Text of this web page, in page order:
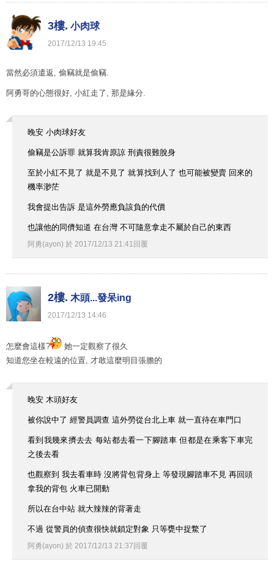
3樓. 小肉球
2017/12/13 19:45
當然必須遣返, 偷竊就是偷竊.
阿勇哥的心態很好, 小紅走了, 那是緣分.
晚安 小肉球好友
偷竊是公訴罪 就算我肯原諒 刑責很難脫身
至於小紅不見了 就是不見了 就算找到人了 也可能被變賣 回來的
機率渺茫
我會提出告訴 是這外勞應負該負的代價
也讓他的同儕知道 在台灣 不可隨意拿走不屬於自己的東西
阿勇(ayon) 於 2017/12/13 21 :41 回覆
2樓. 木頭...發呆ing
2017/12/13 14:46
怎麼會這樣?
她一定觀察了很久
知道您坐在較遠的位置, 才敢這麼明目張膽的
晚安 木頭好友
被你說中了 經警員調查 這外勞從台北上車 就一直待在車門口
看到我幾來擠去去 每站都去看一下腳踏車 但都是在乘客下車完
之後去看
也觀察到 我去看車時 沒將背包背身上 等發現腳踏車不見 再回頭
拿我的背包 火車已開動
所以在台中站 就大辣辣的背著走
不過 從警員的偵查很快就鎖定對象 只等甕中捉鱉了
阿勇(ayon) 於 2017/12/13 21 :37回覆